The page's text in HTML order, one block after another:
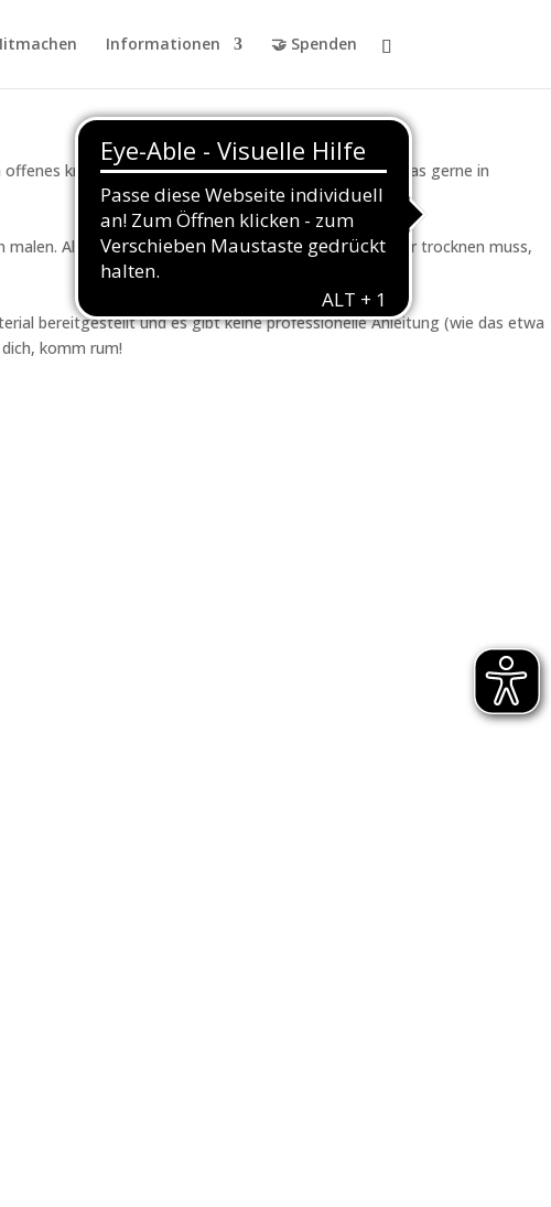
Informationen 🤝 Spenden
kreatives Angebot für alle, die gern malen und das gerne in
Alles, was nicht im Kapuziner stehen bleiben oder trocknen muss,
bereitgestellt und es gibt keine professionelle Anleitung (wie das etwa
komm rum!